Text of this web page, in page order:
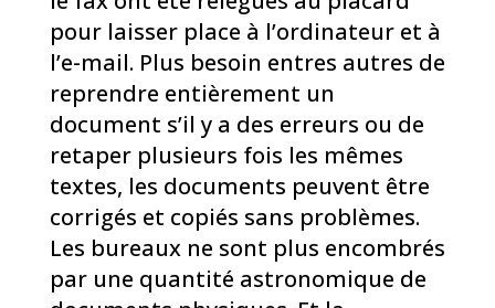
pour laisser place à l’ordinateur et à
l’e-mail. Plus besoin entres autres de
reprendre entièrement un
document s’il y a des erreurs ou de
retaper plusieurs fois les mêmes
textes, les documents peuvent être
corrigés et copiés sans problèmes.
Les bureaux ne sont plus encombrés
par une quantité astronomique de